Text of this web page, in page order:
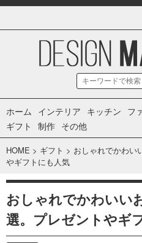
ホーム インテリア キッチン フ
ギフト
制作 その他
HOME > ギフト > おしゃれでかわい
やギフトにも人気
おしゃれでかわいい
選。プレゼントやギ